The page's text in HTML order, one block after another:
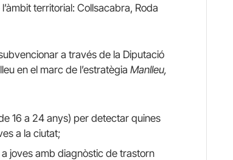
territorial: Collsacabra, Roda
a través de la Diputació
en el marc de l’estratègia Manlleu,
16 a 24 anys) per detectar quines
a la ciutat;
joves amb diagnòstic de trastorn